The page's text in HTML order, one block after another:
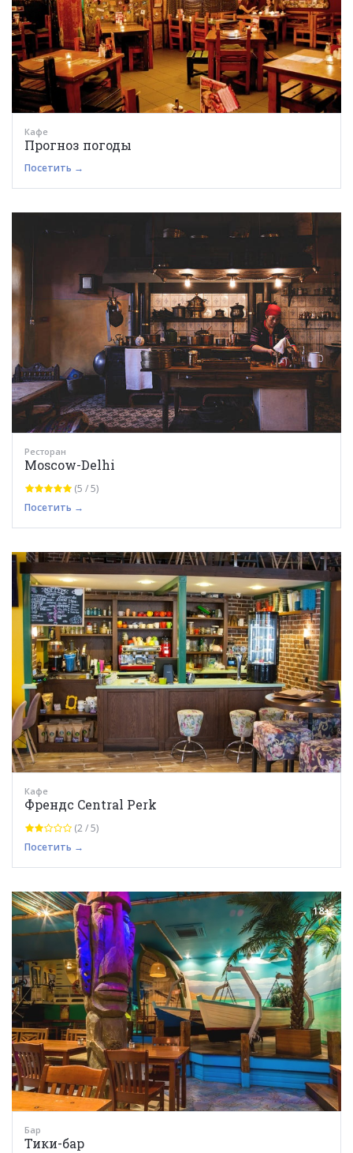
Кафе
Прогноз погоды
Посетить →
Ресторан
Moscow-Delhi
(5 / 5)
Посетить →
Кафе
Френдс Central Perk
(2 / 5)
Посетить →
18+
Бар
Тики-бар